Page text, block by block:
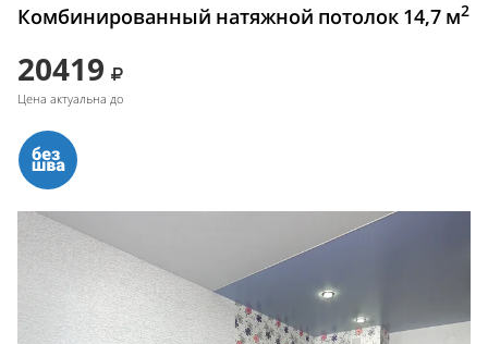
Комбинированный натяжной потолок 14,7 м2
20419
Цена актуальна до